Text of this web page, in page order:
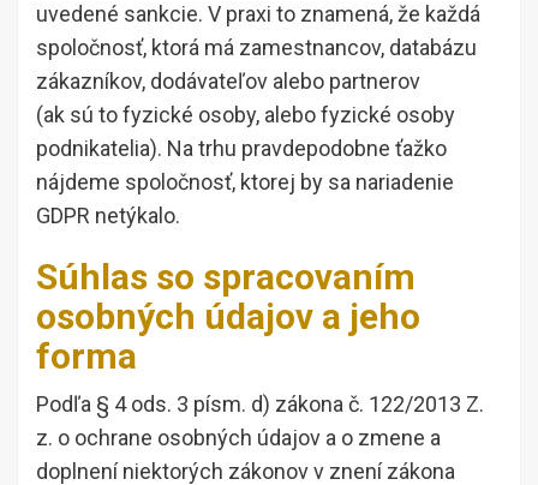
uvedené sankcie. V praxi to znamená, že každá
spoločnosť, ktorá má zamestnancov, databázu
zákazníkov, dodávateľov alebo partnerov
(ak sú to fyzické osoby, alebo fyzické osoby
podnikatelia). Na trhu pravdepodobne ťažko
nájdeme spoločnosť, ktorej by sa nariadenie
GDPR netýkalo.
Súhlas so spracovaním
osobných údajov a jeho
forma
Podľa § 4 ods. 3 písm. d) zákona č. 122/2013 Z.
z. o ochrane osobných údajov a o zmene a
doplnení niektorých zákonov v znení zákona